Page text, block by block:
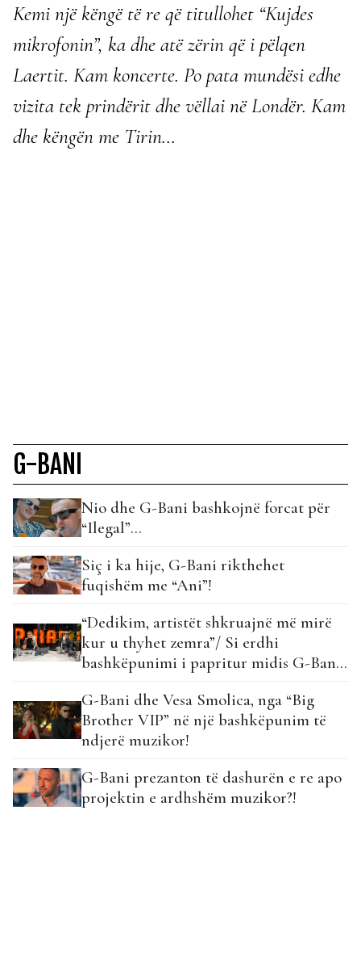
Kemi një këngë të re që titullohet “Kujdes
mikrofonin”, ka dhe atë zërin që i pëlqen
Laertit. Kam koncerte. Po pata mundësi edhe
vizita tek prindërit dhe vëllai në Londër. Kam
dhe këngën me Tirin…
G-BANI
Nio dhe G-Bani bashkojnë forcat për
“Ilegal”…
Siç i ka hije, G-Bani rikthehet
fuqishëm me “Ani”!
“Dedikim, artistët shkruajnë më mirë
kur u thyhet zemra”/ Si erdhi
bashkëpunimi i papritur midis G-Bani
G-Bani dhe Vesa Smolica, nga “Big
Brother VIP” në një bashkëpunim të
ndjerë muzikor!
G-Bani prezanton të dashurën e re apo
projektin e ardhshëm muzikor?!